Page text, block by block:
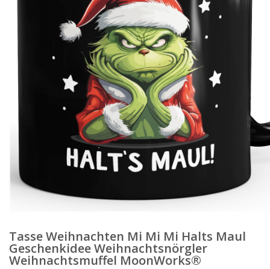
Tasse Weihnachten Mi Mi Mi Halts Maul
Geschenkidee Weihnachtsnörgler
Weihnachtsmuffel MoonWorks®